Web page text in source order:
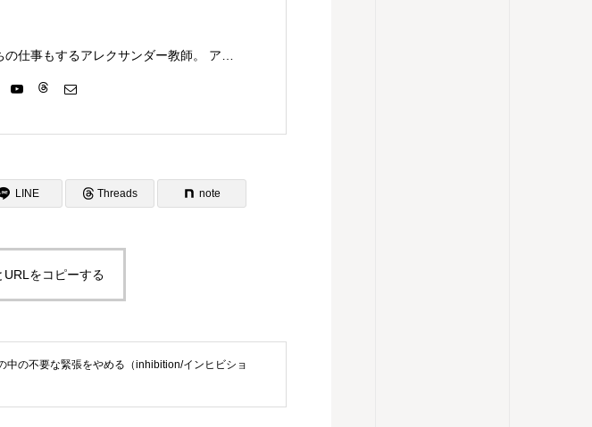
LINE Threads note
URLをコピーする
中の不要な緊張をやめる（inhibition/インヒビショ